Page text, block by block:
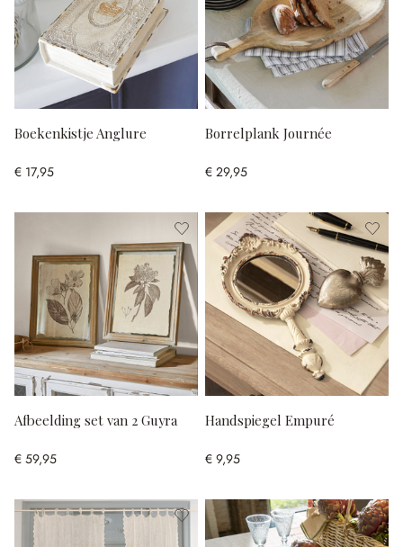
Boekenkistje Anglure
€ 17,95
Borrelplank Journée
€ 29,95
Afbeelding set van 2 Guyra
€ 59,95
Handspiegel Empuré
€ 9,95